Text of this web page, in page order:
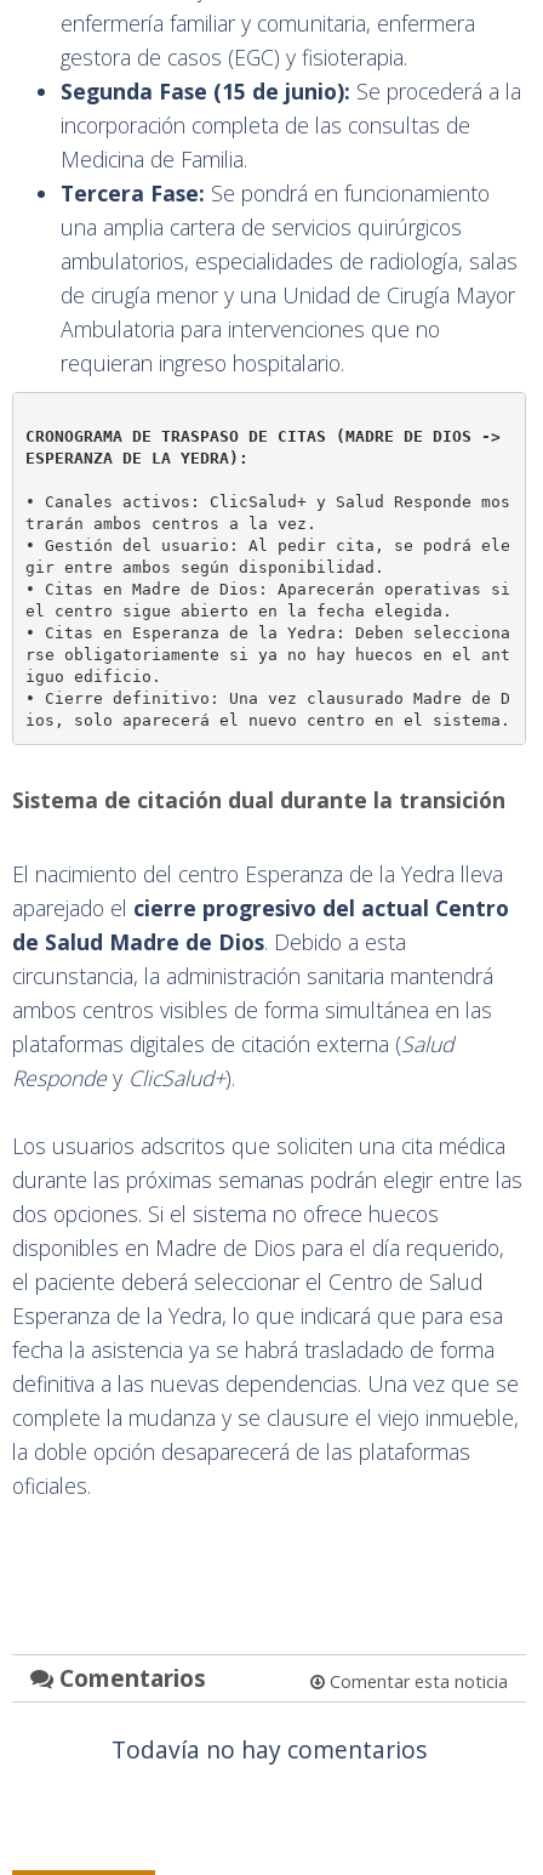
enfermería familiar y comunitaria, enfermera
gestora de casos (EGC) y fisioterapia.
Segunda Fase (15 de junio): Se procederá a la
incorporación completa de las consultas de
Medicina de Familia.
Tercera Fase: Se pondrá en funcionamiento
una amplia cartera de servicios quirúrgicos
ambulatorios, especialidades de radiología, salas
de cirugía menor y una Unidad de Cirugía Mayor
Ambulatoria para intervenciones que no
requieran ingreso hospitalario.
CRONOGRAMA DE TRASPASO DE CITAS (MADRE DE DIOS ->
ESPERANZA DE LA YEDRA):
• Canales activos: ClicSalud+ y Salud Responde mos
trarán ambos centros a la vez.
• Gestión del usuario: Al pedir cita, se podrá ele
gir entre ambos según disponibilidad.
• Citas en Madre de Dios: Aparecerán operativas si
el centro sigue abierto en la fecha elegida.
• Citas en Esperanza de la Yedra: Deben selecciona
rse obligatoriamente si ya no hay huecos en el ant
iguo edificio.
• Cierre definitivo: Una vez clausurado Madre de D
Sistema de citación dual durante la transición
El nacimiento del centro Esperanza de la Yedra lleva
aparejado el cierre progresivo del actual Centro
de Salud Madre de Dios. Debido a esta
circunstancia, la administración sanitaria mantendrá
ambos centros visibles de forma simultánea en las
plataformas digitales de citación externa (Salud
Respondey ClicSalud+).
Los usuarios adscritos que soliciten una cita médica
durante las próximas semanas podrán elegir entre las
dos opciones. Si el sistema no ofrece huecos
disponibles en Madre de Dios para el día requerido,
el paciente deberá seleccionar el Centro de Salud
Esperanza de la Yedra, lo que indicará que para esa
fecha la asistencia ya se habrá trasladado de forma
definitiva a las nuevas dependencias. Una vez que se
complete la mudanza y se clausure el viejo inmueble,
la doble opción desaparecerá de las plataformas
oficiales.
Comentarios Comentar esta noticia
Todavía no hay comentarios